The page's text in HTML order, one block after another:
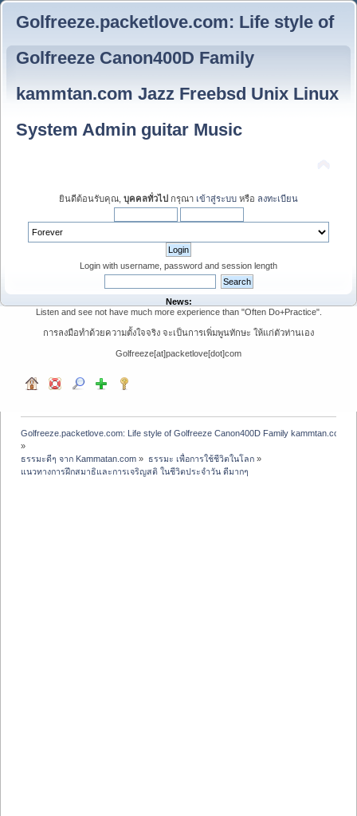
Golfreeze.packetlove.com: Life style of
Golfreeze Canon400D Family
kammtan.com Jazz Freebsd Unix Linux
System Admin guitar Music
ยินดีต้อนรับคุณ, บุคคลทั่วไป กรุณา เข้าสู่ระบบ หรือ ลงทะเบียน
Login with username, password and session length
News:
Listen and see not have much more experience than "Often Do+Practice".
การลงมือทำด้วยความตั้งใจจริง จะเป็นการเพิ่มพูนทักษะ ให้แก่ตัวท่านเอง
Golfreeze[at]packetlove[dot]com
Golfreeze.packetlove.com: Life style of Golfreeze Canon400D Family kammtan.com
»
ธรรมะดีๆ จาก Kammatan.com » ธรรมะ เพื่อการใช้ชีวิตในโลก»
แนวทางการฝึกสมาธิและการเจริญสติ ในชีวิตประจำวัน ดีมากๆ